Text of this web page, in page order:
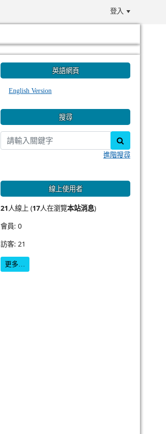
登入
英語網頁
English Version
搜尋
進階搜尋
線上使用者
21人線上 (17人在瀏覽本站消息)
會員: 0
訪客: 21
更多…